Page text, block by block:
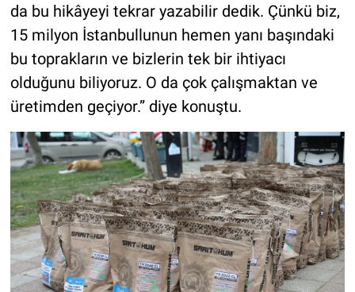
da bu hikâyeyi tekrar yazabilir dedik. Çünkü biz,
15 milyon İstanbullunun hemen yanı başındaki
bu toprakların ve bizlerin tek bir ihtiyacı
olduğunu biliyoruz. O da çok çalışmaktan ve
üretimden geçiyor.” diye konuştu.